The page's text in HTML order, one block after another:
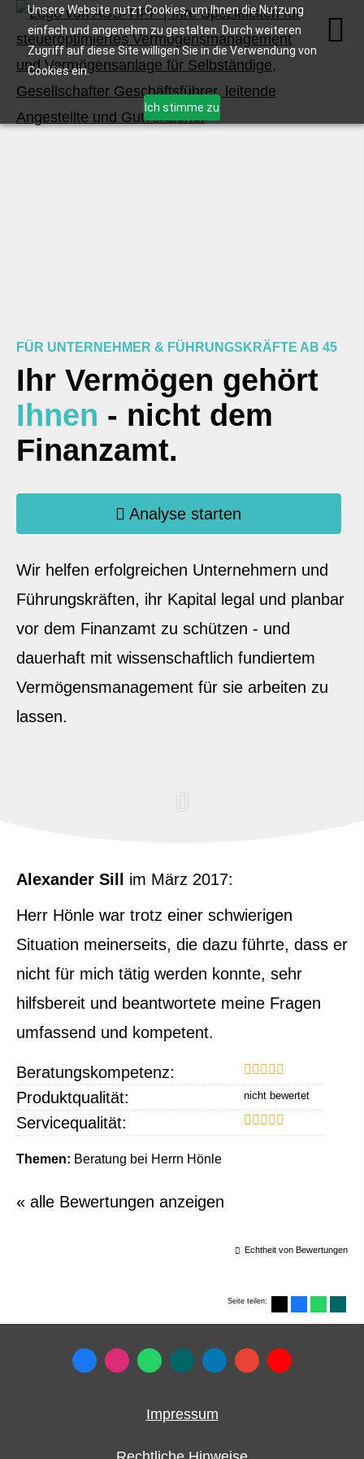
Unsere Website nutzt Cookies, um Ihnen die Nutzung
einfach und angenehm zu gestalten. Durch weiteren
Zugriff auf diese Site willigen Sie in die Verwendung von
Cookies ein.
Ich stimme zu
FÜR UNTERNEHMER & FÜHRUNGSKRÄFTE AB 45
Ihr Vermögen gehört
Ihnen - nicht dem
Finanzamt.
Analyse starten
Wir helfen erfolgreichen Unternehmern und
Führungskräften, ihr Kapital legal und planbar
vor dem Finanzamt zu schützen - und
dauerhaft mit wissenschaftlich fundiertem
Vermögensmanagement für sie arbeiten zu
lassen.
Alexander Sill
im März 2017:
Herr Hönle war trotz einer schwierigen
Situation meinerseits, die dazu führte, dass er
nicht für mich tätig werden konnte, sehr
hilfsbereit und beantwortete meine Fragen
umfassend und kompetent.
Beratungskompetenz:
Produktqualität:
Servicequalität:
Themen: Beratung bei Herrn Hönle
« alle Bewertungen anzeigen
Echtheit von Bewertungen
Seite teilen:
Impressum